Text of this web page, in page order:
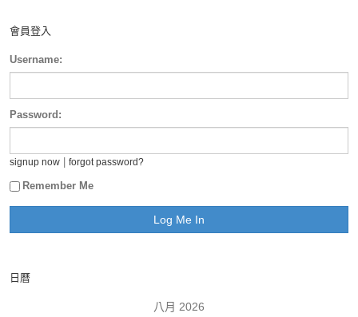
會員登入
Username:
Password:
signup now forgot password?
Remember Me
日曆
八月 2026